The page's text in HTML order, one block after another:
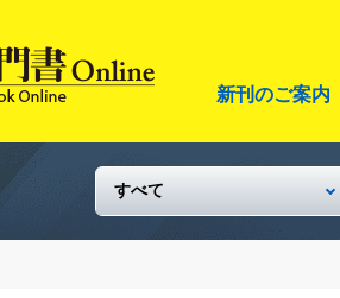
新刊のご案内